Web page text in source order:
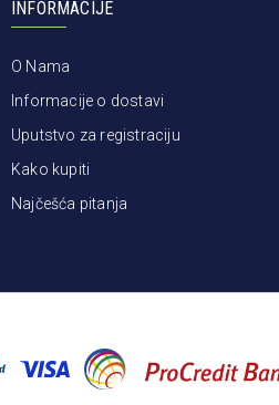
INFORMACIJE
O Nama
Informacije o dostavi
Uputstvo za registraciju
Kako kupiti
Najčešća pitanja